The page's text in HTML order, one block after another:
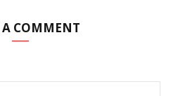
A COMMENT